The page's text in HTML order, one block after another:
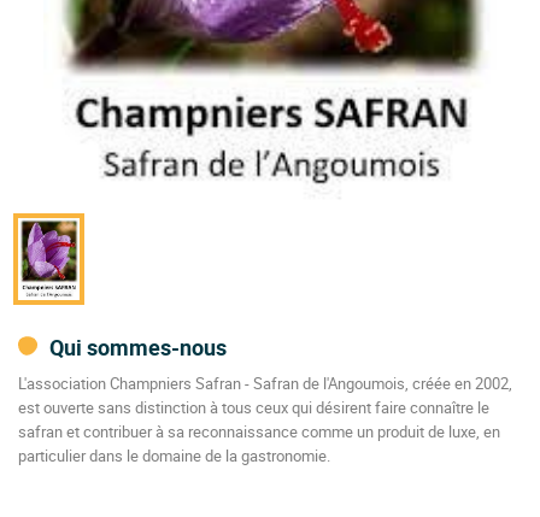
Qui sommes-nous
L'association Champniers Safran - Safran de l'Angoumois, créée en 2002,
est ouverte sans distinction à tous ceux qui désirent faire connaître le
safran et contribuer à sa reconnaissance comme un produit de luxe, en
particulier dans le domaine de la gastronomie.